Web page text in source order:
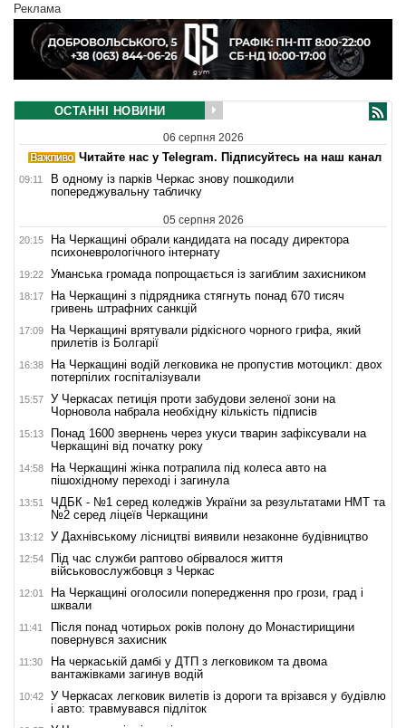
Реклама
ОСТАННІ НОВИНИ
06 серпня 2026
Читайте нас у Telegram. Підписуйтесь на наш канал
09:11
В одному із парків Черкас знову пошкодили
попереджувальну табличку
05 серпня 2026
20:15
На Черкащині обрали кандидата на посаду директора
психоневрологічного інтернату
19:22 Уманська громада попрощається із загиблим захисником
18:17
На Черкащині з підрядника стягнуть понад 670 тисяч
гривень штрафних санкцій
17:09
На Черкащині врятували рідкісного чорного грифа, який
прилетів із Болгарії
16:38
На Черкащині водій легковика не пропустив мотоцикл: двох
потерпілих госпіталізували
15:57
У Черкасах петиція проти забудови зеленої зони на
Чорновола набрала необхідну кількість підписів
15:13
Понад 1600 звернень через укуси тварин зафіксували на
Черкащині від початку року
14:58
На Черкащині жінка потрапила під колеса авто на
пішохідному переході і загинула
13:51
ЧДБК - №1 серед коледжів України за результатами НМТ та
№2 серед ліцеїв Черкащини
13:12 У Дахнівському лісництві виявили незаконне будівництво
12:54
Під час служби раптово обірвалося життя
військовослужбовця з Черкас
12:01
На Черкащині оголосили попередження про грози, град і
шквали
11:41
Після понад чотирьох років полону до Монастирищини
повернувся захисник
11:30
На черкаській дамбі у ДТП з легковиком та двома
вантажівками загинув водій
10:42
У Черкасах легковик вилетів із дороги та врізався у будівлю
і авто: травмувався підліток